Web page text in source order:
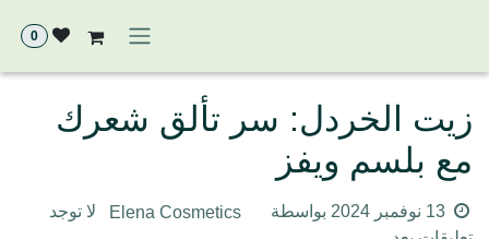
0
زيت الخردل: سر تألق شعرك مع
بلسم ويفز
13 نوفمبر 2024 بواسطة Elena Cosmetics
لا توجد